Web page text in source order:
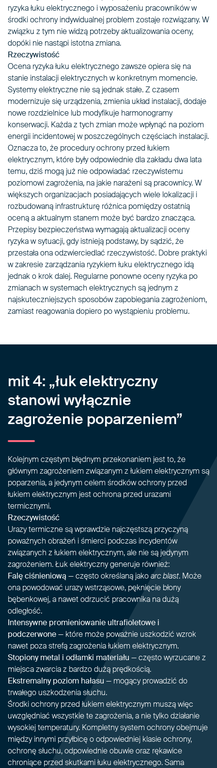
ryzyka łuku elektrycznego i wyposażeniu pracowników w
środki ochrony indywidualnej problem zostaje rozwiązany. W
związku z tym nie widzą potrzeby aktualizowania oceny,
dopóki nie nastąpi istotna zmiana.
Rzeczywistość
Ocena ryzyka łuku elektrycznego zawsze opiera się na
stanie instalacji elektrycznych w konkretnym momencie.
Systemy elektryczne nie są jednak stałe. Z czasem
modernizuje się urządzenia, zmienia układ instalacji, dodaje
nowe rozdzielnice lub modyfikuje harmonogramy
konserwacji. Każda z tych zmian może wpłynąć na poziom
energii incidentowej w poszczególnych częściach instalacji.
Oznacza to, że procedury ochrony przed łukiem
elektrycznym, które były odpowiednie dla zakładu dwa lata
temu, dziś mogą już nie odpowiadać rzeczywistemu
poziomowi zagrożenia, na jakie narażeni są pracownicy. W
większych organizacjach posiadających wiele lokalizacji i
rozbudowaną infrastrukturę różnica pomiędzy ostatnią
oceną a aktualnym stanem może być bardzo znacząca.
Przepisy bezpieczeństwa wymagają aktualizacji oceny
ryzyka w sytuacji, gdy istnieją podstawy, by sądzić, że
przestała ona odzwierciedlać rzeczywistość. Dobre praktyki
w zakresie zarządzania ryzykiem łuku elektrycznego idą
jednak o krok dalej. Regularne ponowne oceny ryzyka po
zmianach w systemach elektrycznych są jednym z
najskuteczniejszych sposobów zapobiegania zagrożeniom,
zamiast reagowania dopiero po wystąpieniu problemu.
mit 4: „łuk elektryczny
stanowi wyłącznie
zagrożenie poparzeniem”
Kolejnym częstym błędnym przekonaniem jest to, że
głównym zagrożeniem związanym z łukiem elektrycznym są
poparzenia, a jedynym celem środków ochrony przed
łukiem elektrycznym jest ochrona przed urazami
termicznymi.
Rzeczywistość
Urazy termiczne są wprawdzie najczęstszą przyczyną
poważnych obrażeń i śmierci podczas incydentów
związanych z łukiem elektrycznym, ale nie są jedynym
zagrożeniem. Łuk elektryczny generuje również:
Falę ciśnieniową — często określaną jakoarc blast. Może
ona powodować urazy wstrząsowe, pęknięcie błony
bębenkowej, a nawet odrzucić pracownika na dużą
odległość.
Intensywne promieniowanie ultrafioletowe i
podczerwone— które może poważnie uszkodzić wzrok
nawet poza strefą zagrożenia łukiem elektrycznym.
Stopiony metal i odłamki materiału — często wyrzucane z
miejsca zwarcia z bardzo dużą prędkością.
Ekstremalny poziom hałasu — mogący prowadzić do
trwałego uszkodzenia słuchu.
Środki ochrony przed łukiem elektrycznym muszą więc
uwzględniać wszystkie te zagrożenia, a nie tylko działanie
wysokiej temperatury. Kompletny system ochrony obejmuje
między innymi przyłbicę o odpowiedniej klasie ochrony,
ochronę słuchu, odpowiednie obuwie oraz rękawice
chroniące przed skutkami łuku elektrycznego. Sama